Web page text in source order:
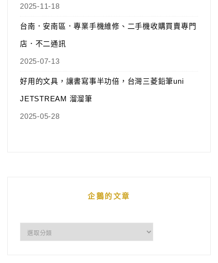
2025-11-18
台南．安南區．專業手機維修、二手機收購買賣專門
店．不二通訊
2025-07-13
好用的文具，讓書寫事半功倍，台灣三菱鉛筆uni
JETSTREAM 溜溜筆
2025-05-28
企鵝的文章